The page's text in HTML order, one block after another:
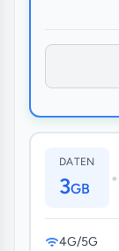
DATEN
3GB •
4G/5G